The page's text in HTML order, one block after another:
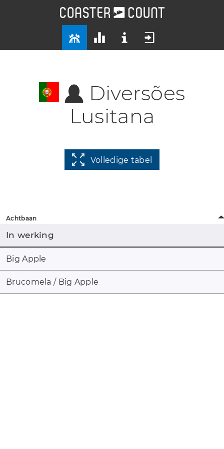
Diversões
Lusitana
Volledige tabel
Achtbaan
In werking
Big Apple
Brucomela / Big Apple